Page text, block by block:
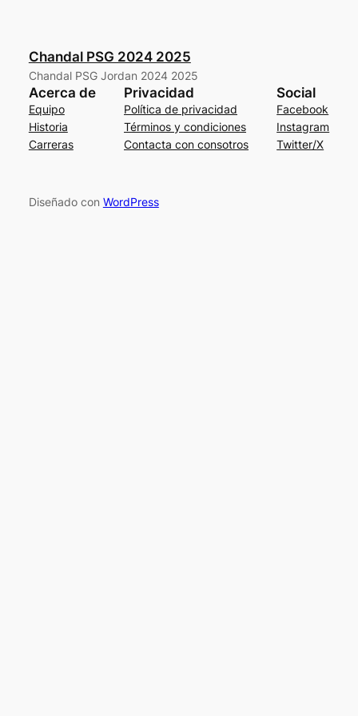
Chandal PSG 2024 2025
Chandal PSG Jordan 2024 2025
Acerca de
Equipo
Historia
Carreras
Privacidad
Política de privacidad
Términos y condiciones
Contacta con consotros
Social
Facebook
Instagram
Twitter/X
Diseñado con WordPress